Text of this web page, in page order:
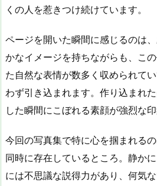
くの人を惹きつけ続けています。
ページを開いた瞬間に感じるのは
かなイメージを持ちながらも、こ
た自然な表情が数多く収められて
わず引き込まれます。作り込まれ
した瞬間にこぼれる素顔が強烈な
今回の写真集で特に心を掴まれる
同時に存在しているところ。静か
には不思議な説得力があり、何気